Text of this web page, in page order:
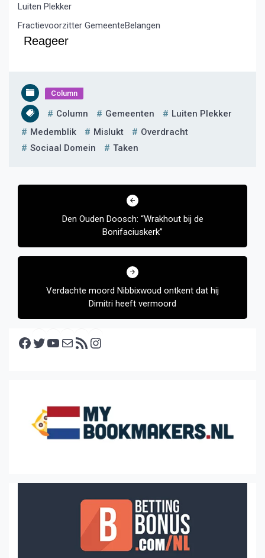
Luiten Plekker
Fractievoorzitter GemeenteBelangen
Reageer
Column
Column Gemeenten
Luiten Plekker
Medemblik
Mislukt
Overdracht
Sociaal Domein
Taken
Bericht
Den Ouden Doosch: “Wrakhout bij de
Bonifaciuskerk”
Verdachte moord Nibbixwoud ontkent dat hij
Dimitri heeft vermoord
Facebook Twitter YouTube E-mail RSS feed